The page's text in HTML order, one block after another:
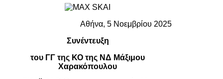
Αθήνα, 5 Νοεμβρίου 2025
Συνέντευξη
του ΓΓ της ΚΟ της ΝΔ Μάξιμου
Χαρακόπουλου